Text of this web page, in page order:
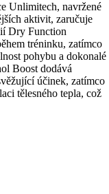
Unlimitech, navržené
aktivit, zaručuje
Dry Function
tréninku, zatímco
pohybu a dokonalé
Boost dodává
účinek, zatímco
tělesného tepla, což